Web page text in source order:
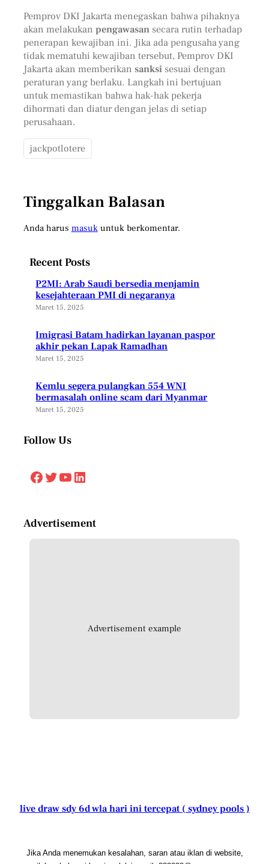
Pemprov DKI Jakarta menegaskan bahwa pihaknya
akan melakukan pengawasansecara rutin terhadap
penerapan kewajiban ini. Jika ada pengusaha yang
tidak mematuhi kewajiban tersebut, Pemprov DKI
Jakarta akan memberikan sanksisesuai dengan
peraturan yang berlaku. Langkah ini bertujuan
untuk memastikan bahwa hak-hak pekerja
dihormati dan diatur dengan jelas di setiap
perusahaan.
jackpotlotere
Tinggalkan Balasan
Anda harus masukuntuk berkomentar.
Recent Posts
P2MI: Arab Saudi bersedia menjamin
kesejahteraan PMI di negaranya
Maret 15, 2025
Imigrasi Batam hadirkan layanan paspor
akhir pekan Lapak Ramadhan
Maret 15, 2025
Kemlu segera pulangkan 554 WNI
bermasalah online scam dari Myanmar
Maret 15, 2025
Follow Us
Facebook Twitter YouTube LinkedIn
Advertisement
Advertisement example
live draw sdy 6d wla hari ini tercepat ( sydney pools )
Jika Anda menemukan kesalahan, saran atau iklan di website,